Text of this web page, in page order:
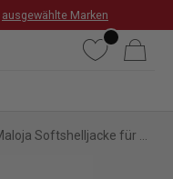
ausgewählte Marken
WunschlisteWarenkorb